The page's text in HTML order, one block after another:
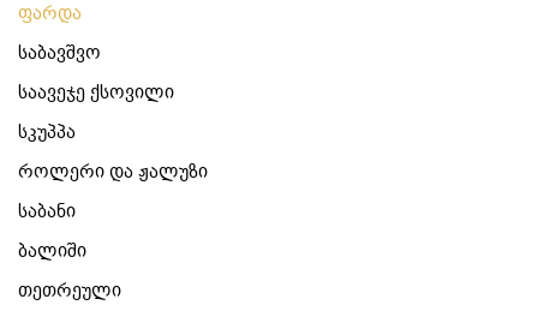
ფარდა
საბავშვო
საავეჯე ქსოვილი
სკუპპა
როლერი და ჟალუზი
საბანი
ბალიში
თეთრეული